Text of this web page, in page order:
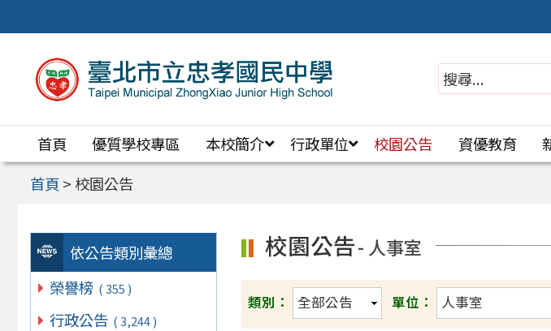
至
區
首頁 優質學校專區 本校簡介 行政單位 校園公告 資優教育
首頁 > 校園公告
依公告類別彙總
榮譽榜 ( 355 )
行政公告 ( 3,244 )
校園公告- 人事室
類別： 單位：